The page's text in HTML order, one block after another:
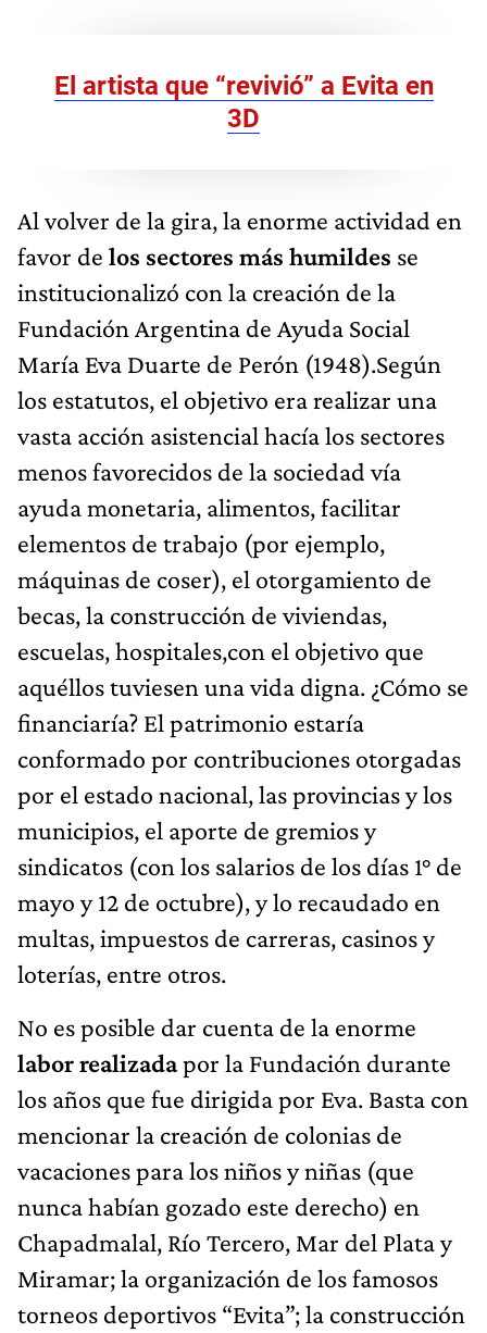
El artista que “revivió” a Evita en
3D
Al volver de la gira, la enorme actividad en
favor de los sectores más humildes se
institucionalizó con la creación de la
Fundación Argentina de Ayuda Social
María Eva Duarte de Perón (1948).Según
los estatutos, el objetivo era realizar una
vasta acción asistencial hacía los sectores
menos favorecidos de la sociedad vía
ayuda monetaria, alimentos, facilitar
elementos de trabajo (por ejemplo,
máquinas de coser), el otorgamiento de
becas, la construcción de viviendas,
escuelas, hospitales,con el objetivo que
aquéllos tuviesen una vida digna. ¿Cómo se
financiaría? El patrimonio estaría
conformado por contribuciones otorgadas
por el estado nacional, las provincias y los
municipios, el aporte de gremios y
sindicatos (con los salarios de los días 1° de
mayo y 12 de octubre), y lo recaudado en
multas, impuestos de carreras, casinos y
loterías, entre otros.
No es posible dar cuenta de la enorme
labor realizadapor la Fundación durante
los años que fue dirigida por Eva. Basta con
mencionar la creación de colonias de
vacaciones para los niños y niñas (que
nunca habían gozado este derecho) en
Chapadmalal, Río Tercero, Mar del Plata y
Miramar; la organización de los famosos
torneos deportivos “Evita”; la construcción